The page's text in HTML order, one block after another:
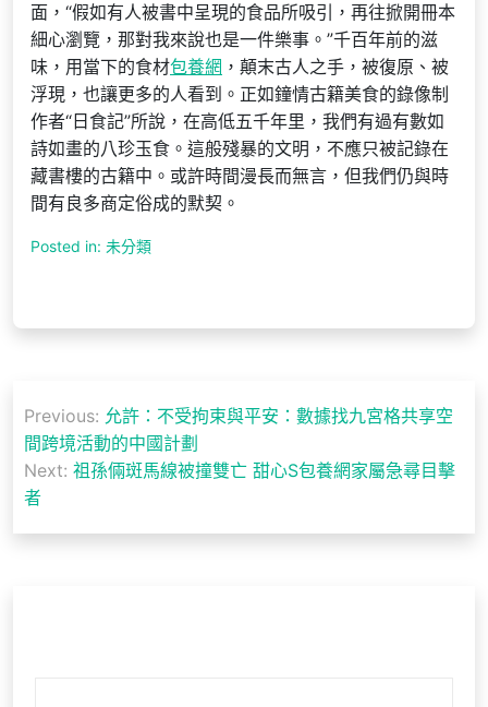
面，“假如有人被書中呈現的食品所吸引，再往掀開冊本
細心瀏覽，那對我來說也是一件樂事。”千百年前的滋
味，用當下的食材包養網 ，顛末古人之手，被復原、被
浮現，也讓更多的人看到。正如鐘情古籍美食的錄像制
作者“日食記”所說，在高低五千年里，我們有過有數如
詩如畫的八珍玉食。這般殘暴的文明，不應只被記錄在
藏書樓的古籍中。或許時間漫長而無言，但我們仍與時
間有良多商定俗成的默契。
Posted in: 未分類
章
導
覽
Previous: 允許：不受拘束與平安：數據找九宮格共享空
間跨境活動的中國計劃
Next: 祖孫倆斑馬線被撞雙亡 甜心S包養網家屬急尋目擊
者